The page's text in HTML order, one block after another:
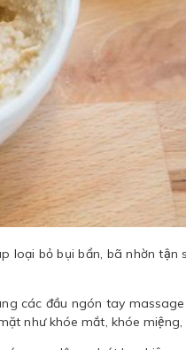
loại bỏ bụi bẩn, bã nhờn tận
các đầu ngón tay
như khóe mắt, khóe miệng,